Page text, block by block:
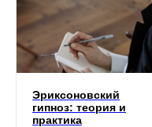
Эриксоновский
гипноз: теория и
практика